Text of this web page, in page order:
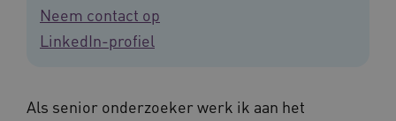
Neem contact op
LinkedIn-profiel
Als senior onderzoeker werk ik aan het